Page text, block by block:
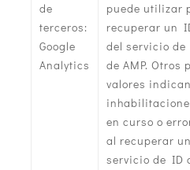
de
terceros:
Google
Analytics
puede utilizar
recuperar un
del servicio
de AMP. Otros
valores
en curso o
al recuperar
servicio de ID